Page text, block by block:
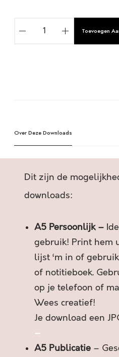
F
Z
O
E
E
G
O
D
E
B
E
D
L
Toevoegen
r
n
a
Over Deze Downloads
Dit zijn de
downloads:
A5 Persoonlijk –
gebruik! Print hem
lijst ‘m in of
of notitieboek.
op je telefoon of
Wees creatief!
Je download een
–
A5 Publicatie –